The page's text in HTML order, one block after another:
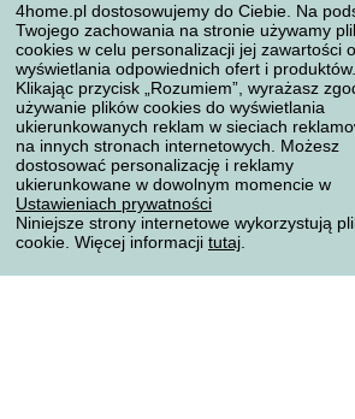
4home.pl dostosowujemy do Ciebie. Na
Twojego zachowania na stronie używamy
cookies w celu personalizacji jej zawartości
wyświetlania odpowiednich ofert i produktów.
Klikając przycisk „Rozumiem”, wyrażasz
używanie plików cookies do wyświetlania
ukierunkowanych reklam w sieciach
na innych stronach internetowych. Możesz
dostosować personalizację i reklamy
ukierunkowane w dowolnym momencie w
Ustawieniach prywatności
Niniejsze strony internetowe wykorzystują
cookie. Więcej informacji tutaj
Sposoby transportu
Metody płatności
Niezawodny sklep